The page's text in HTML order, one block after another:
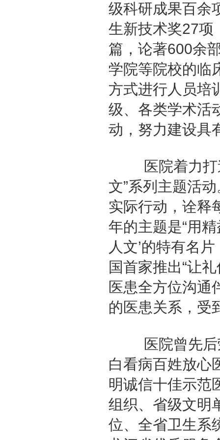
级科研成果百余
生新技术奖27项
篇，论著600余
学院等院校的临
方式进行人员培
级、各类学术活
动，努力建设具
医院着力打造
文”系列主题活
实际行动，诠释
年的主题是“用
人文’的特有名
国首家推出“让
医患全方位沟通
的医患关系，受
医院曾先后荣
白看病百姓放心
明诚信十佳示范
组织、省级文明
位、全省卫生系